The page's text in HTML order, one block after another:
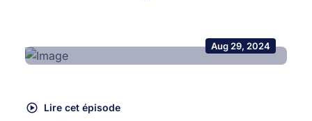
Aug 29, 2024
Lire cet épisode